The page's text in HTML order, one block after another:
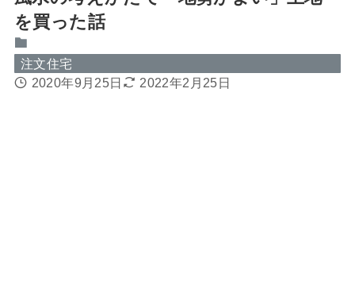
を買った話
注文住宅
2020年9月25日
2022年2月25日